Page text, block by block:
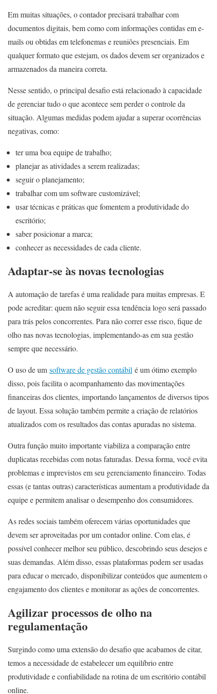
Em muitas situações, o contador precisará trabalhar com
documentos digitais, bem como com informações contidas em e-
mails ou obtidas em telefonemas e reuniões presenciais. Em
qualquer formato que estejam, os dados devem ser organizados e
armazenados da maneira correta.
Nesse sentido, o principal desafio está relacionado à capacidade
de gerenciar tudo o que acontece sem perder o controle da
situação. Algumas medidas podem ajudar a superar ocorrências
negativas, como:
ter uma boa equipe de trabalho;
planejar as atividades a serem realizadas;
seguir o planejamento;
trabalhar com um software customizável;
usar técnicas e práticas que fomentem a produtividade do
escritório;
saber posicionar a marca;
conhecer as necessidades de cada cliente.
Adaptar-se às novas tecnologias
A automação de tarefas é uma realidade para muitas empresas. E
pode acreditar: quem não seguir essa tendência logo será passado
para trás pelos concorrentes. Para não correr esse risco, fique de
olho nas novas tecnologias, implementando-as em sua gestão
sempre que necessário.
O uso de um software de gestão contábil é um ótimo exemplo
disso, pois facilita o acompanhamento das movimentações
financeiras dos clientes, importando lançamentos de diversos tipos
de layout. Essa solução também permite a criação de relatórios
atualizados com os resultados das contas apuradas no sistema.
Outra função muito importante viabiliza a comparação entre
duplicatas recebidas com notas faturadas. Dessa forma, você evita
problemas e imprevistos em seu gerenciamento financeiro. Todas
essas (e tantas outras) características aumentam a produtividade da
equipe e permitem analisar o desempenho dos consumidores.
As redes sociais também oferecem várias oportunidades que
devem ser aproveitadas por um contador online. Com elas, é
possível conhecer melhor seu público, descobrindo seus desejos e
suas demandas. Além disso, essas plataformas podem ser usadas
para educar o mercado, disponibilizar conteúdos que aumentem o
engajamento dos clientes e monitorar as ações de concorrentes.
Agilizar processos de olho na
regulamentação
Surgindo como uma extensão do desafio que acabamos de citar,
temos a necessidade de estabelecer um equilíbrio entre
produtividade e confiabilidade na rotina de um escritório contábil
online.